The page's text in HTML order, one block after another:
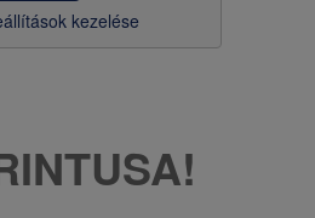
á
c
kezelése